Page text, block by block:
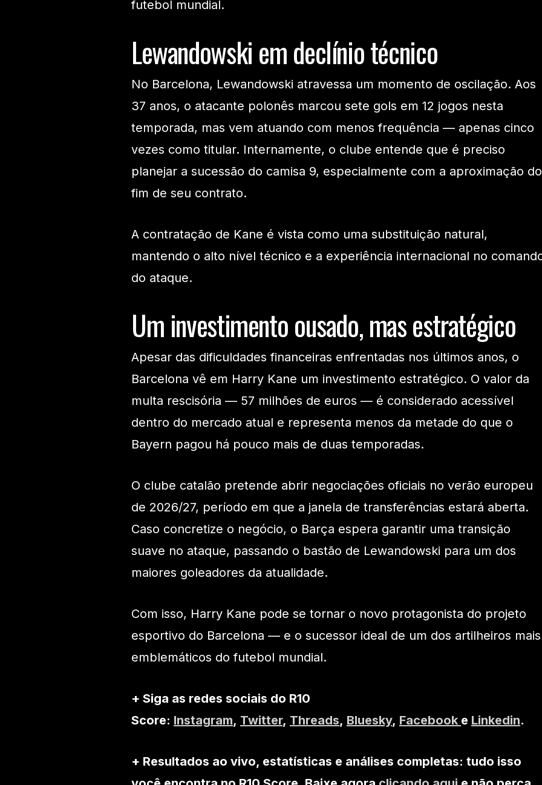
futebol mundial.
Lewandowski em declínio técnico
No Barcelona, Lewandowski atravessa um momento de oscilação. Aos
37 anos, o atacante polonês marcou sete gols em 12 jogos nesta
temporada, mas vem atuando com menos frequência — apenas cinco
vezes como titular. Internamente, o clube entende que é preciso
planejar a sucessão do camisa 9, especialmente com a aproximação do
fim de seu contrato.
A contratação de Kane é vista como uma substituição natural,
mantendo o alto nível técnico e a experiência internacional no
do ataque.
Um investimento ousado, mas estratégico
Apesar das dificuldades financeiras enfrentadas nos últimos anos, o
Barcelona vê em Harry Kane um investimento estratégico. O valor da
multa rescisória — 57 milhões de euros — é considerado acessível
dentro do mercado atual e representa menos da metade do que o
Bayern pagou há pouco mais de duas temporadas.
O clube catalão pretende abrir negociações oficiais no verão europeu
de 2026/27, período em que a janela de transferências estará aberta.
Caso concretize o negócio, o Barça espera garantir uma transição
suave no ataque, passando o bastão de Lewandowski para um dos
maiores goleadores da atualidade.
Com isso, Harry Kane pode se tornar o novo protagonista do projeto
esportivo do Barcelona — e o sucessor ideal de um dos artilheiros mais
emblemáticos do futebol mundial.
+ Siga as redes sociais do R10
Score: Instagram, Twitter, Threads, Bluesky, Facebook e Linkedin.
+ Resultados ao vivo, estatísticas e análises completas: tudo isso